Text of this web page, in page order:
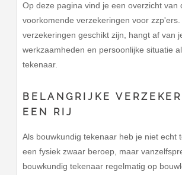
Op deze pagina vind je een overzicht van
voorkomende verzekeringen voor zzp'ers.
verzekeringen geschikt zijn, hangt af van
werkzaamheden en persoonlijke situatie
tekenaar.
BELANGRIJKE
EEN RIJ
Als bouwkundig tekenaar heb je niet echt
een fysiek zwaar beroep, maar
bouwkundig tekenaar regelmatig op